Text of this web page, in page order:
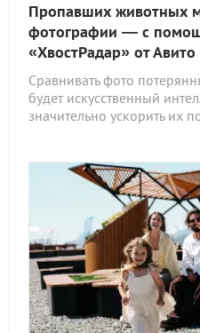
Пропавших животных
фотографии — с
«ХвостРадар» от Авито
Сравнивать фото
будет искусственный
значительно ускорить их